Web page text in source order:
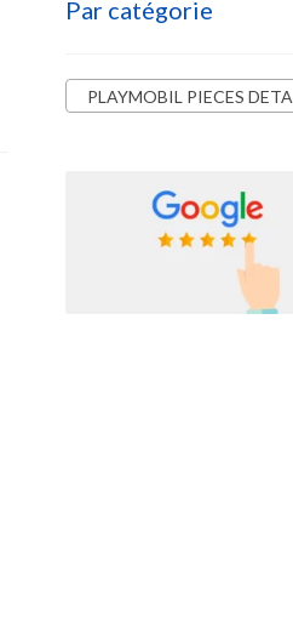
Par catégorie
PLAYMOBIL PIECES DETACHEES